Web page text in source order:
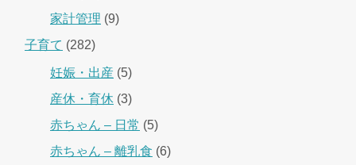
家計管理 (9)
子育て (282)
妊娠・出産 (5)
産休・育休 (3)
赤ちゃん – 日常 (5)
赤ちゃん – 離乳食 (6)